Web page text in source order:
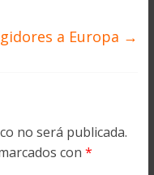
a Europa →
no será publicada.
con *